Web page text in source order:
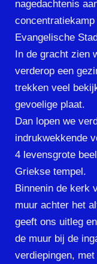
nagedachtenis
Evangelische
In de gracht zien
verderop een
trekken veel
gevoelige plaat.
Dan lopen we
indrukwekkende
4 levensgrote
Griekse tempel.
Binnenin de kerk
muur achter het
geeft ons uitleg
de muur bij de
verdiepingen,